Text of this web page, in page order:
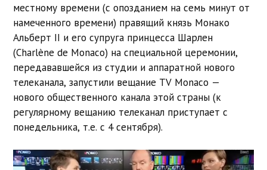
местному времени (с опозданием на семь минут от
намеченного времени) правящий князь Монако
Альберт II и его супруга принцесса Шарлен
(Charlène de Monaco) на специальной церемонии,
передававшейся из студии и аппаратной нового
телеканала, запустили вещание TV Monaco —
нового общественного канала этой страны (к
регулярному вещанию телеканал приступает с
понедельника, т.е. с 4 сентября).